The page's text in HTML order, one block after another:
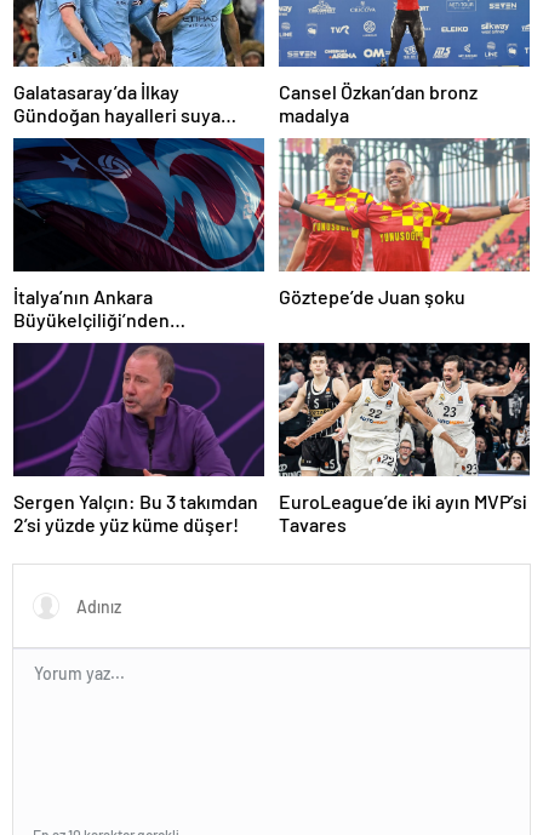
Galatasaray’da İlkay
Gündoğan hayalleri suya
düştü
Cansel Özkan’dan bronz
madalya
İtalya’nın Ankara
Büyükelçiliği’nden
Trabzonspor’a teşekkür
Göztepe’de Juan şoku
Sergen Yalçın: Bu 3 takımdan
2’si yüzde yüz küme düşer!
EuroLeague’de iki ayın MVP’si
Tavares